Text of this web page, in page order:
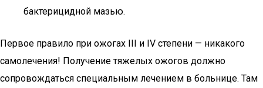
бактерицидной мазью.
Первое правило при ожогах III и IV степени — никакого
самолечения! Получение тяжелых ожогов должно
сопровождаться специальным лечением в больнице. Там